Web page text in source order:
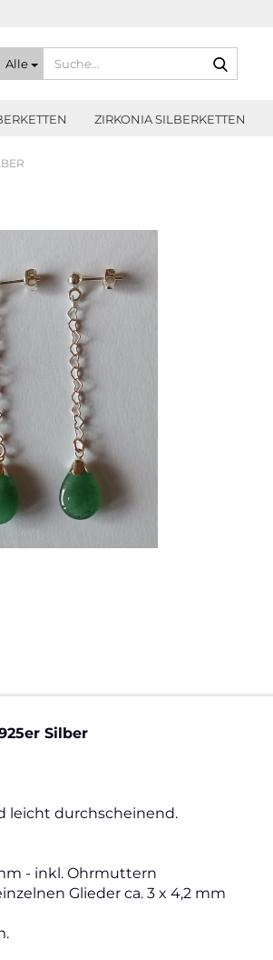
Alle
ZIRKONIA SILBERKETTEN
Silber
leicht durchscheinend.
- inkl. Ohrmuttern
Glieder ca. 3 x 4,2 mm